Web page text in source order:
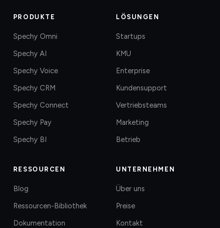
PRODUKTE
Spechy Omni
Spechy AI
Spechy Voice
Spechy CRM
Spechy Connect
Spechy Pay
Spechy BI
LÖSUNGEN
Startups
KMU
Enterprise
Kundensupport
Vertriebsteams
Marketing
Betrieb
RESSOURCEN
Blog
Ressourcen-Bibliothek
Dokumentation
UNTERNEHMEN
Über uns
Preise
Kontakt